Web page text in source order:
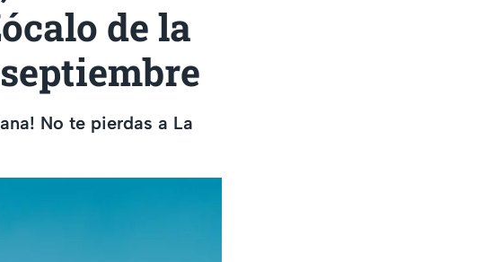
de la
No te pierdas a La